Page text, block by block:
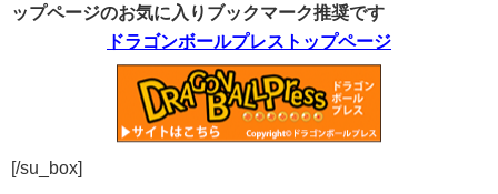
ップページのお気に入りブックマーク推奨です
ドラゴンボールプレストップページ
[/su_box]